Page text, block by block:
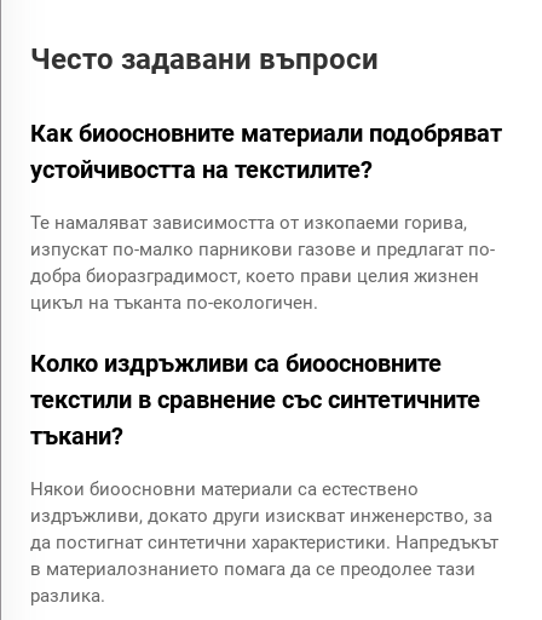
Често задавани въпроси
Как биоосновните материали подобряват
устойчивостта на текстилите?
Те намаляват зависимостта от изкопаеми горива,
изпускат по-малко парникови газове и предлагат по-
добра биоразградимост, което прави целия жизнен
цикъл на тъканта по-екологичен.
Колко издръжливи са биоосновните
текстили в сравнение със синтетичните
тъкани?
Някои биоосновни материали са естествено
издръжливи, докато други изискват инженерство, за
да постигнат синтетични характеристики. Напредъкът
в материалознанието помага да се преодолее тази
разлика.